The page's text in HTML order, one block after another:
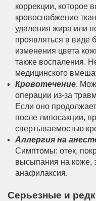
коррекции, которое
кровоснабжение
удаления жира или
проявляться в виде
изменения цвета
также воспаления.
медицинского
Кровотечение.
операции из-за
Если оно
после липосакции,
свертываемостью
Аллергия на
Симптомы: отек,
высыпания на коже,
анафилаксия.
Серьезные и